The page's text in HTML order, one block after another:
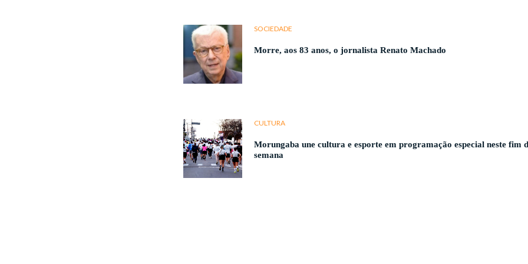
SOCIEDADE
Morre, aos 83 anos, o jornalista Renato Machado
CULTURA
Morungaba une cultura e esporte em programação especial neste fim
semana